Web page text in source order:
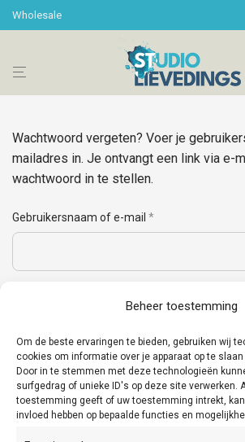
Beheer toestemming
Om de beste ervaringen te bieden, gebruiken wij
cookies om informatie over je apparaat op te
Door in te stemmen met deze technologieën
surfgedrag of unieke ID's op deze site verwerken.
toestemming geeft of uw toestemming intrekt,
invloed hebben op bepaalde functies en
Wholesale
Wachtwoord vergeten? Voer je
mailadres in. Je ontvangt een link via e-
wachtwoord in te stellen.
Gebruikersnaam of e-mail *Vereist
Reset wachtwoord